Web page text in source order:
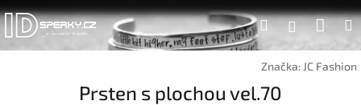
Přejít
na
obsah
Hledat
Značka: JC Fashion
Prsten s plochou vel.70